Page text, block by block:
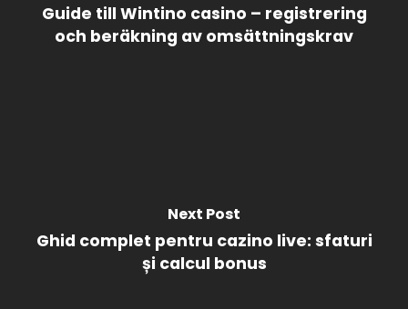
Guide till Wintino casino – registrering
och beräkning av omsättningskrav
Next Post
Ghid complet pentru cazino live: sfaturi
și calcul bonus